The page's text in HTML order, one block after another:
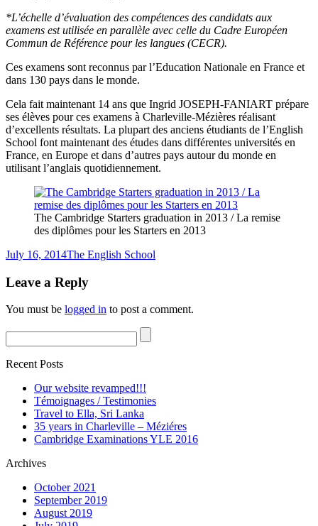
*L’échelle d’évaluation des compétences des candidats aux
examens est utilisée en parallèle avec celle du Cadre Européen
Commun de Référence pour les langues (CECR).
Ces examens sont reconnus par l’Education Nationale en France et
dans 130 pays dans le monde.
Cela fait maintenant 14 ans que Ingrid JOSEPH-FANIART prépare
ses élèves pour ces examens à Charleville-Mézières réalisant
d’excellents résultats. La plupart des anciens étudiants de l’English
School font maintenant des études dans différentes universités en
France, en Europe et dans d’autres pays autour du monde en
utilisant l’anglais quotidiennement.
The Cambridge Starters graduation in 2013 / La remise
des diplômes pour les Starters en 2013
July 16, 2014The English School
Leave a Reply
You must be logged in to post a comment.
Recent Posts
Our website revamped!!!
Témoignages / Testimonies
Travel to Ella, Sri Lanka
35 years in Charleville – Méziéres
Cambridge Examinations YLE 2016
Archives
October 2021
September 2019
August 2019